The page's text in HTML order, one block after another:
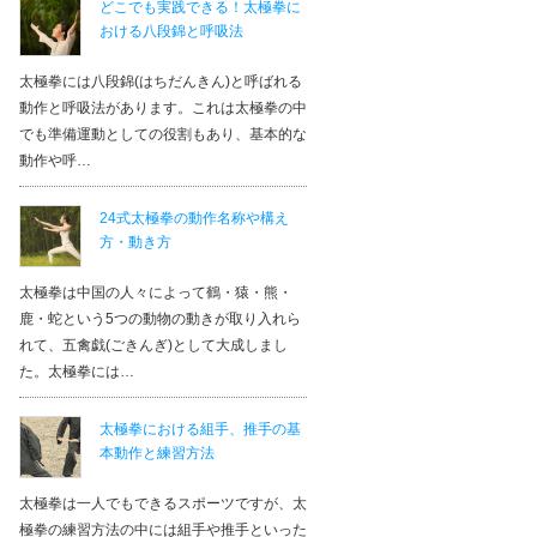
どこでも実践できる！太極拳に
おける八段錦と呼吸法
太極拳には八段錦(はちだんきん)と呼ばれる
動作と呼吸法があります。これは太極拳の中
でも準備運動としての役割もあり、基本的な
動作や呼…
24式太極拳の動作名称や構え
方・動き方
太極拳は中国の人々によって鶴・猿・熊・
鹿・蛇という5つの動物の動きが取り入れら
れて、五禽戯(ごきんぎ)として大成しまし
た。太極拳には…
太極拳における組手、推手の基
本動作と練習方法
太極拳は一人でもできるスポーツですが、太
極拳の練習方法の中には組手や推手といった